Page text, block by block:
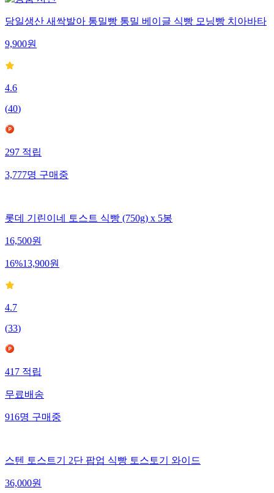
당일생산 새싹발아 통밀빵 통밀 베이글 식빵 모닝빵 치아바타
9,900원
4.6
(40)
297적립
3,777명구매중
롯데 기린이네 토스트 식빵 (750g) x 5봉
16,500원
16%13,900원
4.7
(33)
417적립
무료배송
916명구매중
스텐 토스트기 2단 팝업 식빵 토스토기 와이드
36,000원